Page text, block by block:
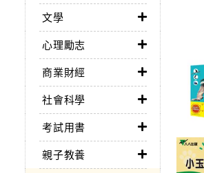
文學
心理勵志
商業財經
社會科學
考試用書
親子教養